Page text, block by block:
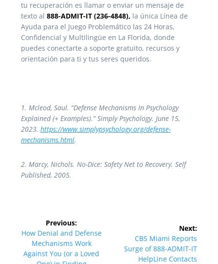
tu recuperación es llamar o enviar un mensaje de
texto al 888-ADMIT-IT (236-4848), la única Línea de
Ayuda para el Juego Problemático las 24 Horas,
Confidencial y Multilingüe en La Florida, donde
puedes conectarte a soporte gratuito, recursos y
orientación para ti y tus seres queridos.
1. Mcleod, Saul. “Defense Mechanisms In Psychology
Explained (+ Examples).” Simply Psychology. June 15,
2023. https://www.simplypsychology.org/defense-
mechanisms.html.
2. Marcy, Nichols. No-Dice: Safety Net to Recovery. Self
Published, 2005.
navigation
Previous:
Previous
post:
How Denial and Defense
Mechanisms Work
Against You (or a Loved
Next:
Next
post:
CBS Miami Reports
Surge of 888-ADMIT-IT
HelpLine Contacts